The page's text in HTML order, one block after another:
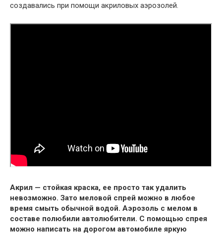
создавались при помощи акриловых аэрозолей.
Акрил — стойкая краска, ее просто так удалить
невозможно. Зато меловой спрей можно в любое
время смыть обычной водой. Аэрозоль с мелом в
составе полюбили автолюбители. С помощью спрея
можно написать на дорогом автомобиле яркую